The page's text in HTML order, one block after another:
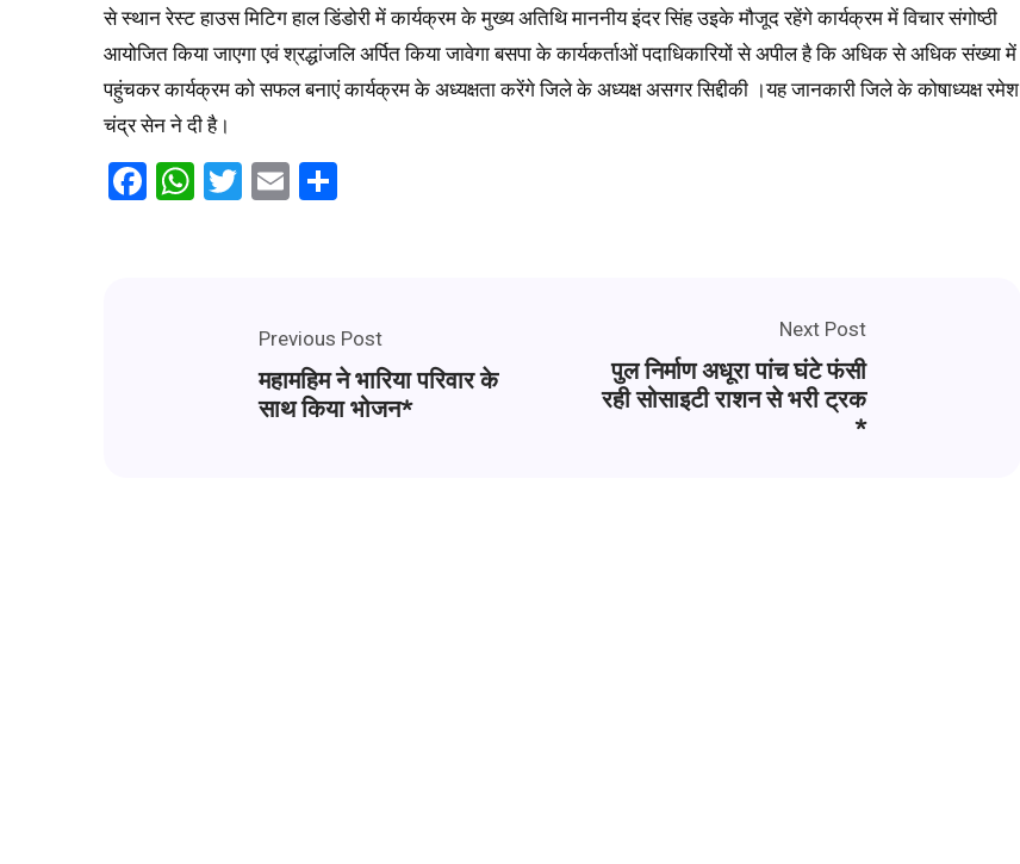
से स्थान रेस्ट हाउस मिटिग हाल डिंडोरी में कार्यक्रम के मुख्य अतिथि माननीय इंदर सिंह उइके मौजूद रहेंगे कार्यक्रम में विचार संगोष्ठी
आयोजित किया जाएगा एवं श्रद्धांजलि अर्पित किया जावेगा बसपा के कार्यकर्ताओं पदाधिकारियों से अपील है कि अधिक से अधिक संख्या में
पहुंचकर कार्यक्रम को सफल बनाएं कार्यक्रम के अध्यक्षता करेंगे जिले के अध्यक्ष असगर सिद्दीकी ।यह जानकारी जिले के कोषाध्यक्ष रमेश
चंद्र सेन ने दी है।
Facebook
WhatsApp
Twitter
Email
Previous Post
महामहिम ने भारिया परिवार के
साथ किया भोजन*
Next Post
पुल निर्माण अधूरा पांच घंटे फंसी
रही सोसाइटी राशन से भरी ट्रक
*